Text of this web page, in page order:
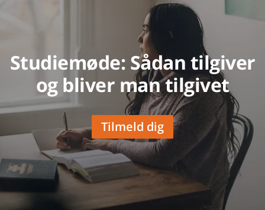
Studiemøde: Sådan tilgiver
og bliver man tilgivet
Tilmeld dig